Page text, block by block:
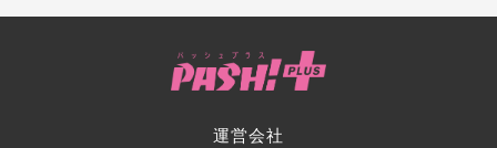
運営会社